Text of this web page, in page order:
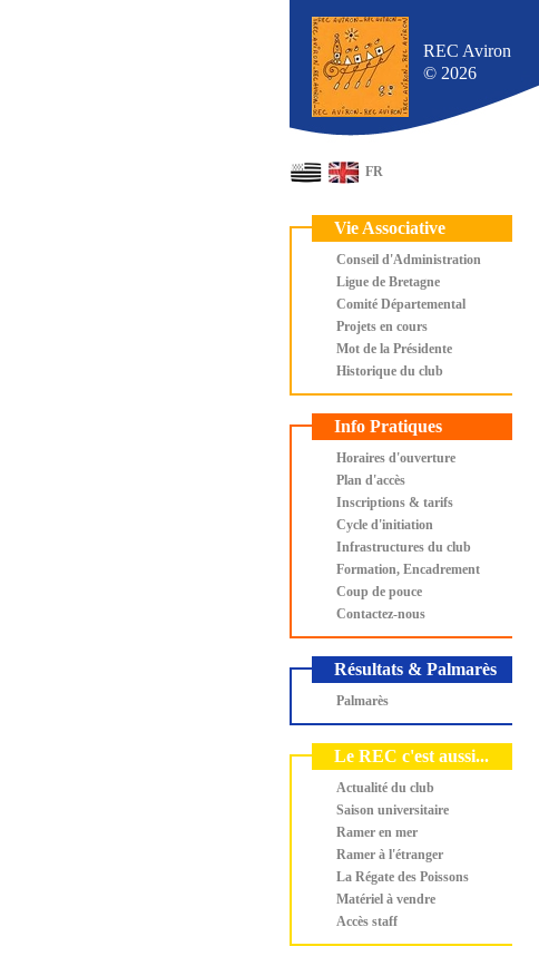
REC Aviron
© 2026
FR
Vie Associative
Conseil d'Administration
Ligue de Bretagne
Comité Départemental
Projets en cours
Mot de la Présidente
Historique du club
Info Pratiques
Horaires d'ouverture
Plan d'accès
Inscriptions & tarifs
Cycle d'initiation
Infrastructures du club
Formation, Encadrement
Coup de pouce
Contactez-nous
Résultats & Palmarès
Palmarès
Le REC c'est aussi...
Actualité du club
Saison universitaire
Ramer en mer
Ramer à l'étranger
La Régate des Poissons
Matériel à vendre
Accès staff